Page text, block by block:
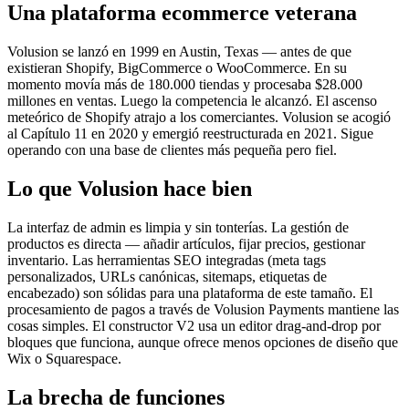
Una plataforma ecommerce veterana
Volusion se lanzó en 1999 en Austin, Texas — antes de que
existieran Shopify, BigCommerce o WooCommerce. En su
momento movía más de 180.000 tiendas y procesaba $28.000
millones en ventas. Luego la competencia le alcanzó. El ascenso
meteórico de Shopify atrajo a los comerciantes. Volusion se acogió
al Capítulo 11 en 2020 y emergió reestructurada en 2021. Sigue
operando con una base de clientes más pequeña pero fiel.
Lo que Volusion hace bien
La interfaz de admin es limpia y sin tonterías. La gestión de
productos es directa — añadir artículos, fijar precios, gestionar
inventario. Las herramientas SEO integradas (meta tags
personalizados, URLs canónicas, sitemaps, etiquetas de
encabezado) son sólidas para una plataforma de este tamaño. El
procesamiento de pagos a través de Volusion Payments mantiene las
cosas simples. El constructor V2 usa un editor drag-and-drop por
bloques que funciona, aunque ofrece menos opciones de diseño que
Wix o Squarespace.
La brecha de funciones